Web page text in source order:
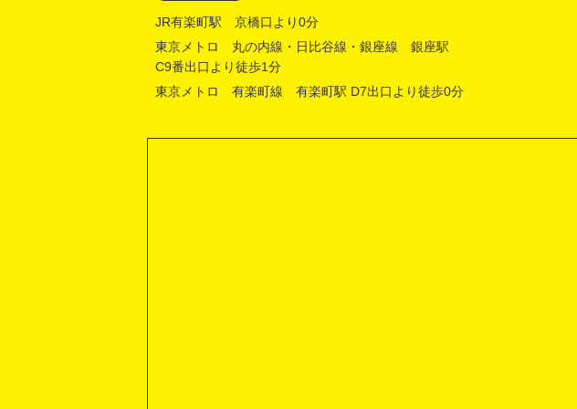
JR有楽町駅 京橋口より0分
東京メトロ 丸の内線・日比谷線・銀座線 銀座駅
C9番出口より徒歩1分
東京メトロ 有楽町線 有楽町駅 D7出口より徒歩0分